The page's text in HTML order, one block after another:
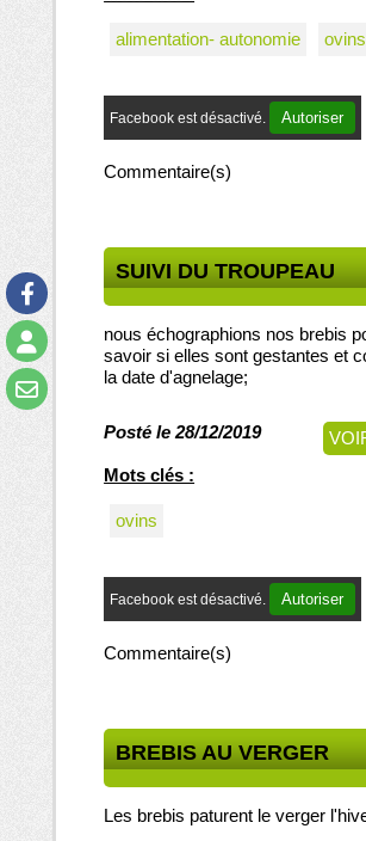
alimentation- autonomie ovins
Facebook est désactivé. Autoriser
Commentaire(s)
SUIVI DU TROUPEAU
nous échographions nos brebis
savoir si elles sont gestantes et
la date d'agnelage;
Posté le 28/12/2019
Mots clés :
ovins
Facebook est désactivé. Autoriser
Commentaire(s)
BREBIS AU VERGER
Les brebis paturent le verger